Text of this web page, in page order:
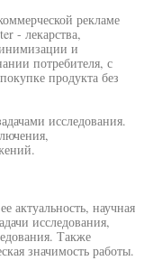
рекламе
- лекарства,
и
потребителя, с
продукта без
исследования.
актуальность, научная
исследования,
Также
значимость работы.